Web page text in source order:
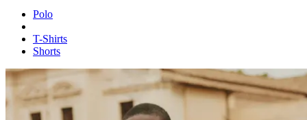
Alles anzeigen